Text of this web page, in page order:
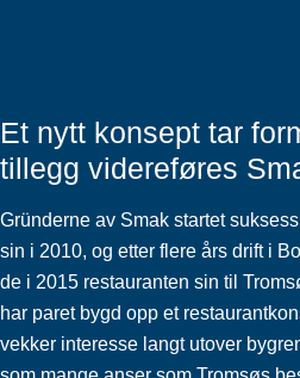
Et nytt konsept tar
tillegg videreføres
Gründerne av Smak startet
sin i 2010, og etter flere års drift i
de i 2015 restauranten sin til
har paret bygd opp et
vekker interesse langt utover